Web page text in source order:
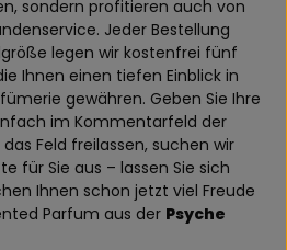
sondern profitieren auch von
Jeder Bestellung
legen wir kostenfrei fünf
Ihnen einen tiefen Einblick in
gewähren. Geben Sie Ihre
im Kommentarfeld der
Feld freilassen, suchen wir
für Sie aus – lassen Sie sich
Ihnen schon jetzt viel Freude
Parfum aus der Psyche